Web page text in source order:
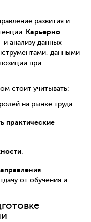
развития и
Карьерно
и анализу данных
данными
при
стоит учитывать:
на рынке труда.
практические
от обучения и